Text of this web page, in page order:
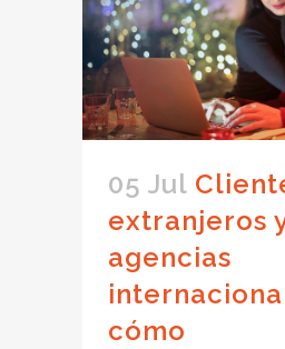
05 Jul
extranjeros
agencias
cómo